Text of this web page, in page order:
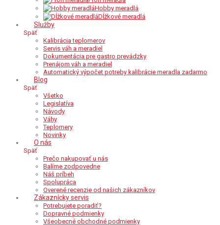
Hobby meradlá
Dĺžkové meradlá
Služby
Späť
Kalibrácia teplomerov
Servis váh a meradiel
Dokumentácia pre gastro prevádzky
Prenájom váh a meradiel
Automatický výpočet potreby kalibrácie meradla zadarmo
Blog
Späť
Všetko
Legislatíva
Návody
Váhy
Teplomery
Novinky
O nás
Späť
Prečo nakupovať u nás
Balíme zodpovedne
Náš príbeh
Spolupráca
Overené recenzie od našich zákazníkov
Zákaznícky servis
Potrebujete poradiť?
Dopravné podmienky
Všeobecné obchodné podmienky